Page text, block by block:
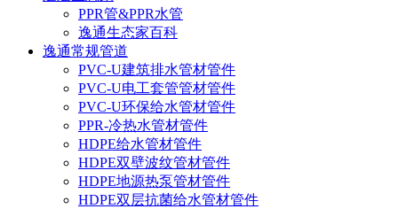
PPR管&PPR水管
逸通生态家百科
逸通常规管道
PVC-U建筑排水管材管件
PVC-U电工套管管材管件
PVC-U环保给水管材管件
PPR-冷热水管材管件
HDPE给水管材管件
HDPE双壁波纹管材管件
HDPE地源热泵管材管件
HDPE双层抗菌给水管材管件